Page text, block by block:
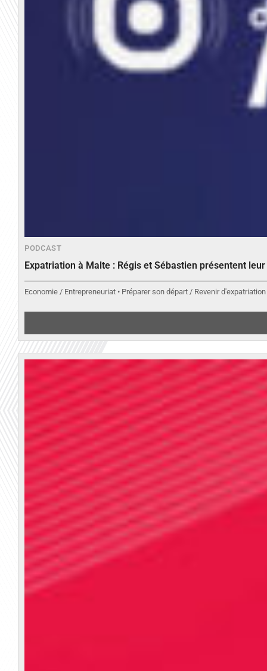
PODCAST
Expatriation à Malte : Régis et Sébastien présentent
Economie / Entrepreneuriat • Préparer son départ / Revenir d'expatriation